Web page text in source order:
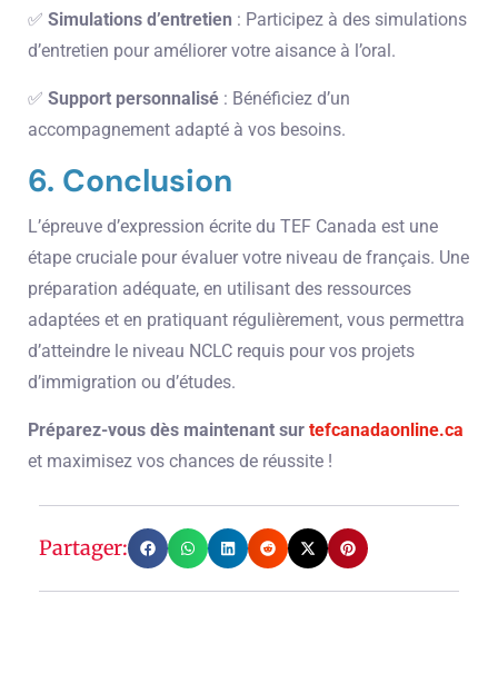
✅ Simulations d’entretien : Participez à des simulations
d’entretien pour améliorer votre aisance à l’oral.
✅ Support personnalisé : Bénéficiez d’un
accompagnement adapté à vos besoins.
6. Conclusion
L’épreuve d’expression écrite du TEF Canada est une
étape cruciale pour évaluer votre niveau de français. Une
préparation adéquate, en utilisant des ressources
adaptées et en pratiquant régulièrement, vous permettra
d’atteindre le niveau NCLC requis pour vos projets
d’immigration ou d’études.
Préparez-vous dès maintenant sur tefcanadaonline.ca
et maximisez vos chances de réussite !
Partager: